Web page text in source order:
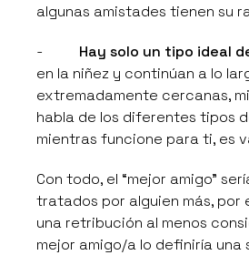
algunas amistades tienen su
- Hay solo un tipo ideal
en la niñez y continúan a lo
extremadamente cercanas,
habla de los diferentes tipos
mientras funcione para ti, es
Con todo, el “mejor amigo”
tratados por alguien más,
una retribución al menos
mejor amigo/a lo definiría